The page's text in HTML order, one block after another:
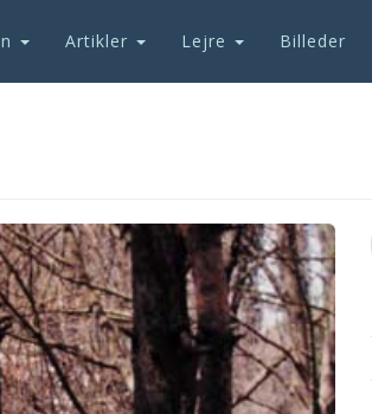
Artikler Lejre Billeder
Next